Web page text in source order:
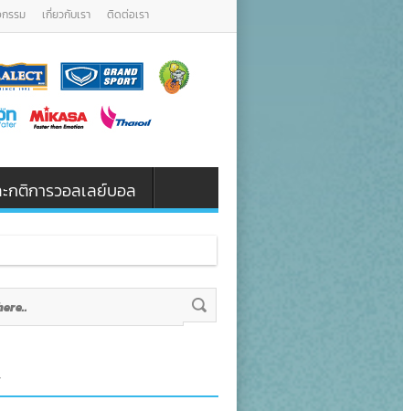
รรม เกี่ยวกับเรา ติดต่อเรา
กติการวอลเลย์บอล